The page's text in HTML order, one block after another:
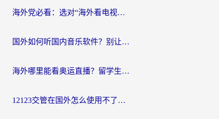
海外党必看：选对“海外看电视剧软件”，再也不用愁国内剧刷不了
国外如何听国内音乐软件？别让地域限制，断了你的中文歌单
海外哪里能看奥运直播？留学生&海外华人必看的体育赛事观赛终极指南
12123交管在国外怎么使用不了？海外华人必看的无缝访问国内资源指南